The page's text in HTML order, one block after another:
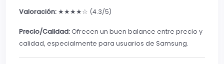
Valoración: ★★★★☆ (4.3/5)
Precio/Calidad:Ofrecen un buen balance entre precio y
calidad, especialmente para usuarios de Samsung.